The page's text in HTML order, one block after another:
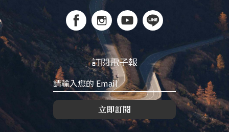
訂閱電子報
立即訂閱